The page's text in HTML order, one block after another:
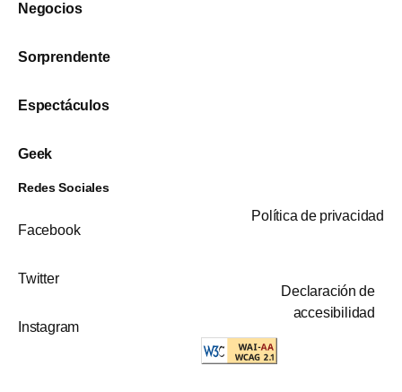
Negocios
Sorprendente
Espectáculos
Geek
Redes Sociales
Facebook
Twitter
Instagram
Política de privacidad
Declaración de
accesibilidad